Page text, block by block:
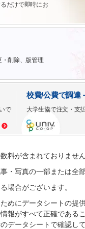
だけで即時にお
削除、版管理
で
校費/公費で調達
大学生協で注文・支
料が含まれておりませ
・写真の一部または全
場合がございます。
めにデータシートの提
報がすべて正確である
データシートで確認し